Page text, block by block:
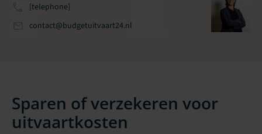
[telephone]
contact@budgetuitvaart24.nl
Sparen of verzekeren voor
uitvaartkosten